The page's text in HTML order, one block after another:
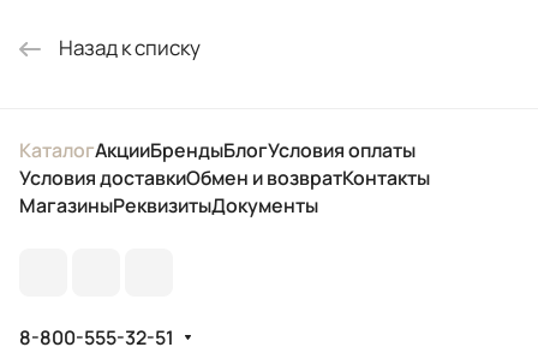
Назад к списку
КаталогАкцииБрендыБлогУсловия оплаты
Условия доставкиОбмен и возвратКонтакты
МагазиныРеквизитыДокументы
8-800-555-32-51